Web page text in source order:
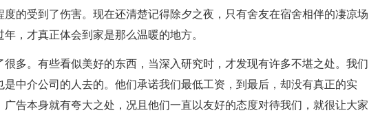
度的受到了伤害。现在还清楚记得除夕之夜，只有舍友在宿舍相伴的凄凉场
，才真正体会到家是那么温暖的地方。
多。有些看似美好的东西，当深入研究时，才发现有许多不堪之处。我们
中介公司的人去的。他们承诺我们最低工资，到最后，却没有真正的实
告本身就有夸大之处，况且他们一直以友好的态度对待我们，就很让大家